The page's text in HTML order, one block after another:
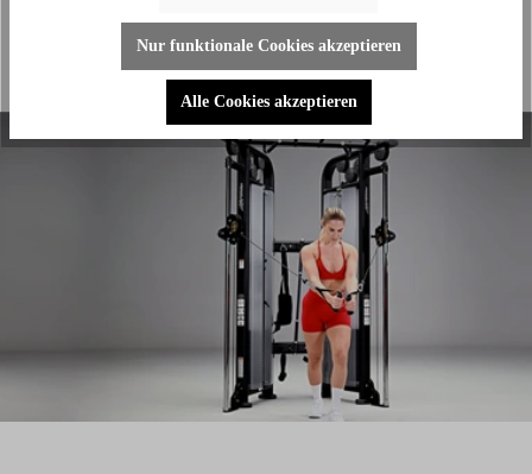
Nur funktionale Cookies akzeptieren
Alle Cookies akzeptieren